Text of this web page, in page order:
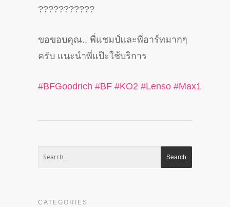
???????????
ขอขอบคุณ.. พี่แชมป์และพี่อาร์ทมากๆ
ครับ แนะนำพี่แป๊ะใช้บริการ
#BFGoodrich #BF #KO2 #Lenso #Max1
CATEGORIES